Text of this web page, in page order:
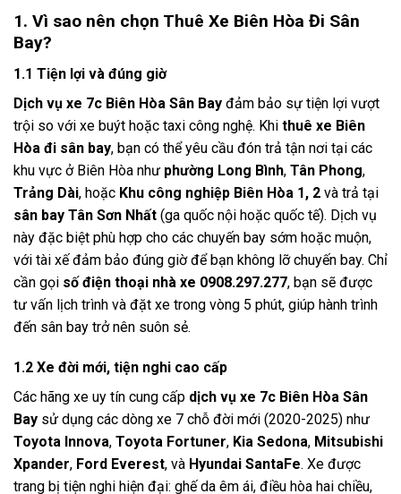
1. Vì sao nên chọn Thuê Xe Biên Hòa Đi Sân
Bay?
1.1 Tiện lợi và đúng giờ
Dịch vụ xe 7c Biên Hòa Sân Bay đảm bảo sự tiện lợi vượt
trội so với xe buýt hoặc taxi công nghệ. Khi thuê xe Biên
Hòa đi sân bay, bạn có thể yêu cầu đón trả tận nơi tại các
khu vực ở Biên Hòa như phường Long Bình, Tân Phong,
Trảng Dài, hoặc Khu công nghiệp Biên Hòa 1, 2 và trả tại
sân bay Tân Sơn Nhất (ga quốc nội hoặc quốc tế). Dịch vụ
này đặc biệt phù hợp cho các chuyến bay sớm hoặc muộn,
với tài xế đảm bảo đúng giờ để bạn không lỡ chuyến bay. Chỉ
cần gọi số điện thoại nhà xe 0908.297.277, bạn sẽ được
tư vấn lịch trình và đặt xe trong vòng 5 phút, giúp hành trình
đến sân bay trở nên suôn sẻ.
1.2 Xe đời mới, tiện nghi cao cấp
Các hãng xe uy tín cung cấp dịch vụ xe 7c Biên Hòa Sân
Bay sử dụng các dòng xe 7 chỗ đời mới (2020-2025) như
Toyota Innova, Toyota Fortuner, Kia Sedona, Mitsubishi
Xpander, Ford Everest, và Hyundai SantaFe. Xe được
trang bị tiện nghi hiện đại: ghế da êm ái, điều hòa hai chiều,